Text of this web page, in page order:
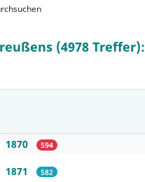
(4978 Treffer):
1870 594
1871 582